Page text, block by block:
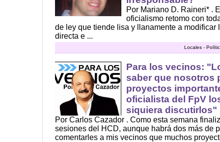
Por Mariano D. Raineri* .
oficialismo retomo con
de ley que tiende lisa y llanamente a
directa e ...
Locales -
Para los vecinos:
saber que nosotros
proyectos
oficialista del FpV
siquiera discutirlos"
Por Carlos Cazador . Como esta semana
sesiones del HCD, aunque habrá dos más de
comentarles a mis vecinos que muchos